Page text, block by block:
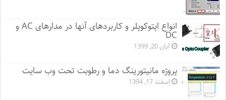
انواع اپتوکوپلر و کاربردهای آنها در مدارهای AC و
DC
آبان 20, 1399
پروژه مانيتورينگ دما و رطوبت تحت وب سایت
اسفند 17, 1394